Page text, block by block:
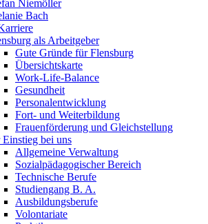
Niemöller
Bach
als Arbeitgeber
Gute Gründe für Flensburg
Übersichtskarte
Work-Life-Balance
Gesundheit
Personalentwicklung
Fort- und Weiterbildung
Frauenförderung und Gleichstellung
bei uns
Allgemeine Verwaltung
Sozialpädagogischer Bereich
Technische Berufe
Studiengang B. A.
Ausbildungsberufe
Volontariate